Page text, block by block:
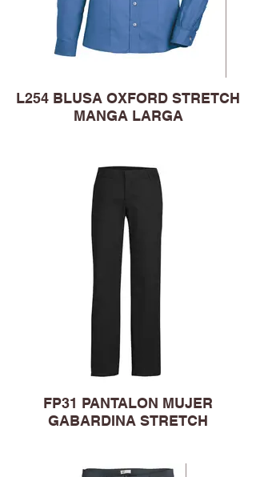
L254 BLUSA OXFORD STRETCH
MANGA LARGA
FP31 PANTALON MUJER
GABARDINA STRETCH